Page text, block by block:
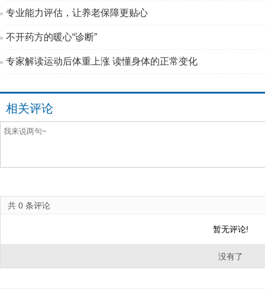
专业能力评估，让养老保障更贴心
不开药方的暖心“诊断”
专家解读运动后体重上涨 读懂身体的正常变化
相关评论
共 0 条评论
暂无评论!
没有了